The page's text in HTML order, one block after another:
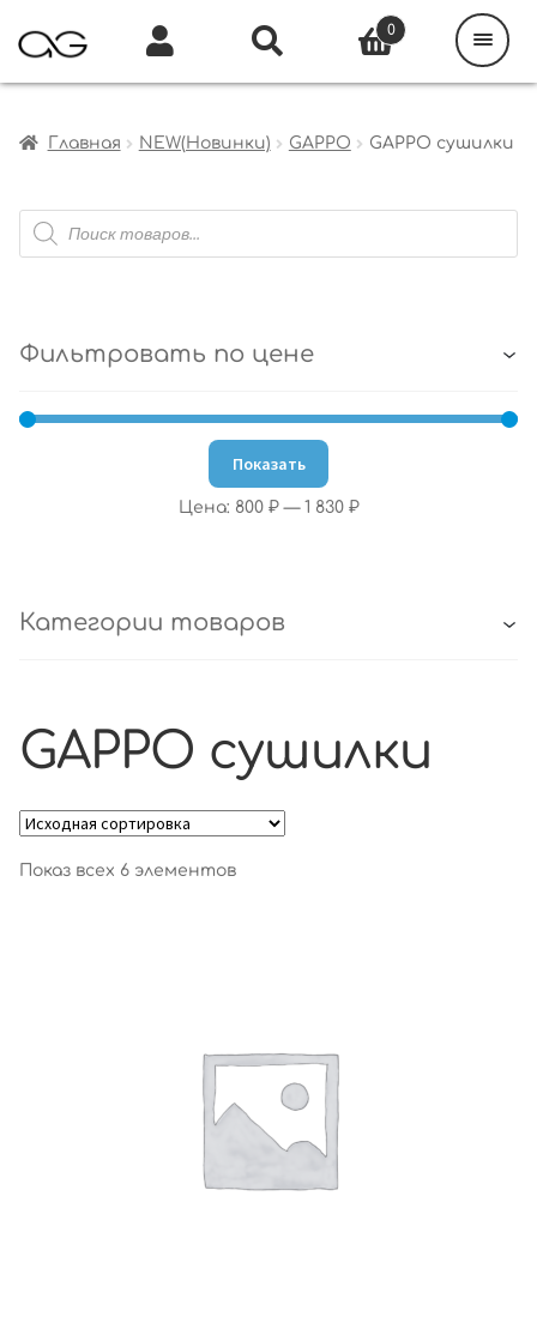
Главная NEW(Новинки) GAPPO GAPPO сушилки
Поиск
товаров
Фильтровать по цене
Показать
Цена: 800 ₽— 1 830 ₽
Категории товаров
GAPPO сушилки
Показ всех 6 элементов
0